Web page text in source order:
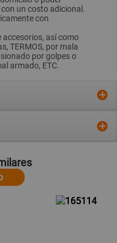
un costo adicional.
con
accesorios, así como
TERMOS, por mala
por golpes o
armado, ETC.